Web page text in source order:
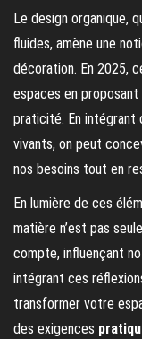
Le design organique,
fluides, amène une
décoration. En 2025,
espaces en
praticité. En intégrant
vivants, on peut
nos besoins tout en
En lumière de ces
matière n’est pas
compte, influençant
intégrant ces
transformer votre
des exigences